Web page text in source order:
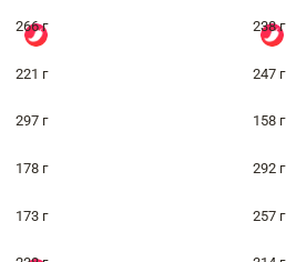
266 г 238 г
221 г 247 г
297 г 158 г
178 г 292 г
173 г 257 г